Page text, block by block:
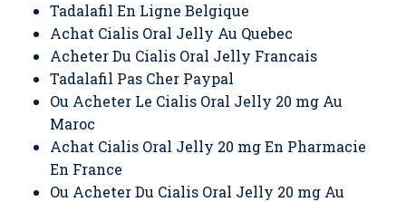
Tadalafil En Ligne Belgique
Achat Cialis Oral Jelly Au Quebec
Acheter Du Cialis Oral Jelly Francais
Tadalafil Pas Cher Paypal
Ou Acheter Le Cialis Oral Jelly 20 mg Au
Maroc
Achat Cialis Oral Jelly 20 mg En Pharmacie
En France
Ou Acheter Du Cialis Oral Jelly 20 mg Au